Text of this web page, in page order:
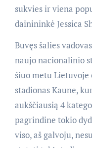
sukvies ir viena
dainininkė Jessica
Buvęs šalies
naujo nacionalinio
šiuo metu Lietuvoje
stadionas Kaune,
aukščiausią 4
pagrindine tokio
viso, aš galvoju,